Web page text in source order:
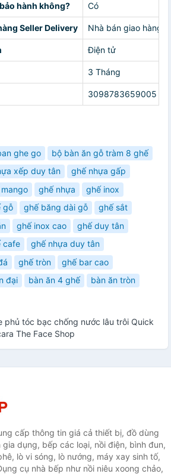
hành không? Có
Seller Delivery Nhà bán giao hàng
Điện tử
3 Tháng
3098783659005
ghe go
bộ bàn ăn gỗ tràm 8 ghế
xếp duy tân
ghế nhựa gấp
ghế nhựa
ghế inox
gỗ ghế băng dài gỗ
ghế sắt
ghế inox cao
ghế duy tân
cafe
ghế nhựa duy tân
ghế tròn
ghế bar cao
đại
bàn ăn 4 ghế
bàn ăn tròn
phủ tóc bạc chống nước lâu trôi Quick
The Face Shop
cấp thông tin giá cả thiết bị, đồ dùng
dụng, bếp các loại, nồi điện, bình đun,
lò vi sóng, lò nướng, máy xay sinh tố,
cụ nhà bếp như nồi niêu xoong chảo,